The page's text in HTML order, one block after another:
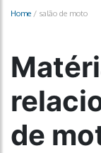
Home / salão de moto
de